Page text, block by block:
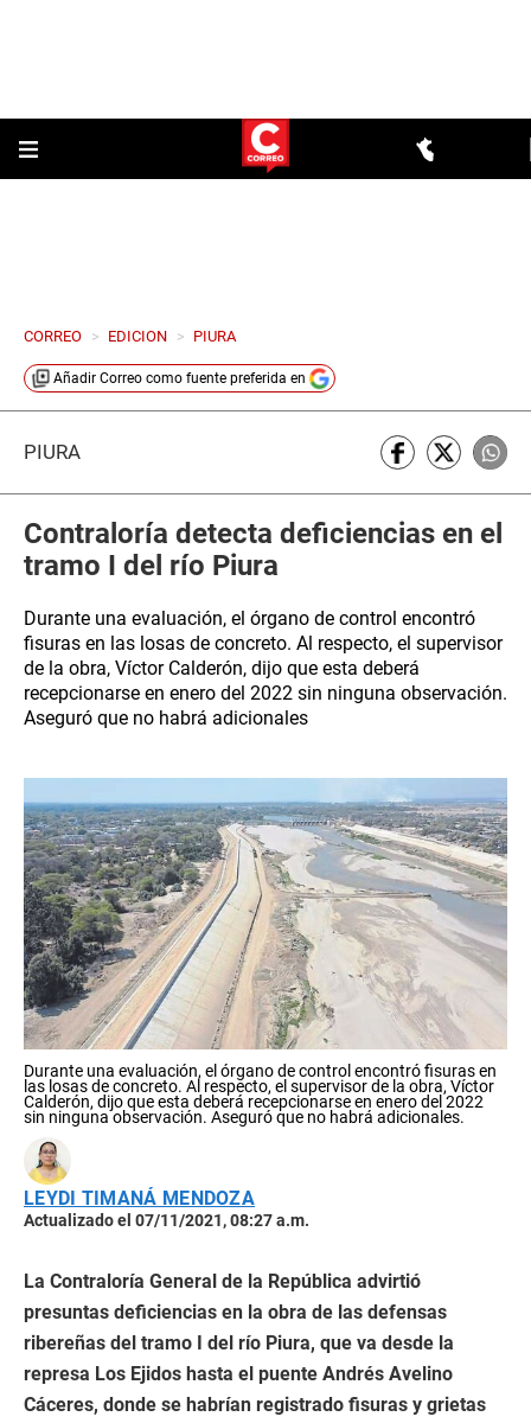
CORREO > EDICION > PIURA
Añadir Correo como fuente preferida en
PIURA
Contraloría detecta deficiencias en el
tramo I del río Piura
Durante una evaluación, el órgano de control encontró
fisuras en las losas de concreto. Al respecto, el supervisor
de la obra, Víctor Calderón, dijo que esta deberá
recepcionarse en enero del 2022 sin ninguna observación.
Aseguró que no habrá adicionales
Durante una evaluación, el órgano de control encontró fisuras en
las losas de concreto. Al respecto, el supervisor de la obra, Víctor
Calderón, dijo que esta deberá recepcionarse en enero del 2022
sin ninguna observación. Aseguró que no habrá adicionales.
LEYDI TIMANÁ MENDOZA
Actualizado el 07/11/2021, 08:27 a.m.
La Contraloría General de la República advirtió
presuntas deficiencias en la obra de las defensas
ribereñas del tramo I del río Piura, que va desde la
represa Los Ejidos hasta el puente Andrés Avelino
Cáceres, donde se habrían registrado fisuras y grietas